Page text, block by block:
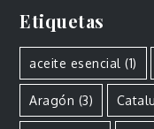
Etiquetas
aceite esencial (1)
Aragón (3)